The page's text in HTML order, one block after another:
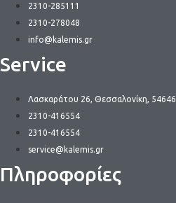
2310-285111
2310-278048
info@kalemis.gr
Service
Λασκαράτου 26, Θεσσαλονίκη, 54646
2310-416554
2310-416554
service@kalemis.gr
Πληροφορίες